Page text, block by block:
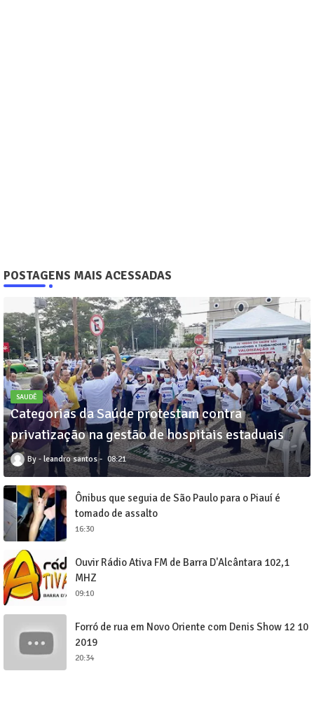
POSTAGENS MAIS ACESSADAS
SAUDÊ
Categorias da Saúde protestam contra
privatização na gestão de hospitais estaduais
leandro santos 08:21
Ônibus que seguia de São Paulo para o Piauí é
tomado de assalto
16:30
Ouvir Rádio Ativa FM de Barra D'Alcântara 102,1
MHZ
09:10
Forró de rua em Novo Oriente com Denis Show 12 10
2019
20:34